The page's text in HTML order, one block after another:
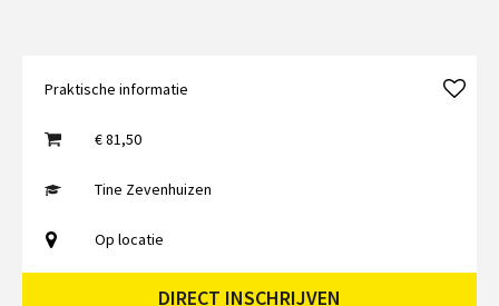
Praktische informatie
€ 81,50
Tine Zevenhuizen
Op locatie
DIRECT INSCHRIJVEN